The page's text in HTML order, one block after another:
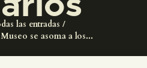
las entradas
se asoma a los...